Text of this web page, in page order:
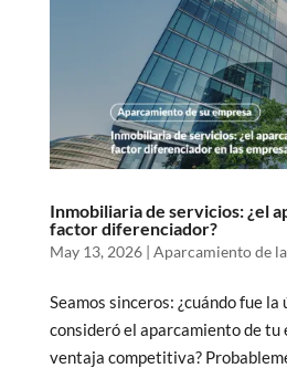
Inmobiliaria de servicios: ¿el
factor diferenciador?
May 13, 2026| Aparcamiento de
Seamos sinceros: ¿cuándo fue
consideró el aparcamiento de tu
ventaja competitiva?